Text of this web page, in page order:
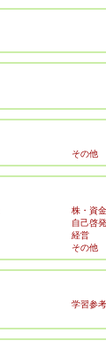
その他
株・資
自己啓発
経営
その他
学習参